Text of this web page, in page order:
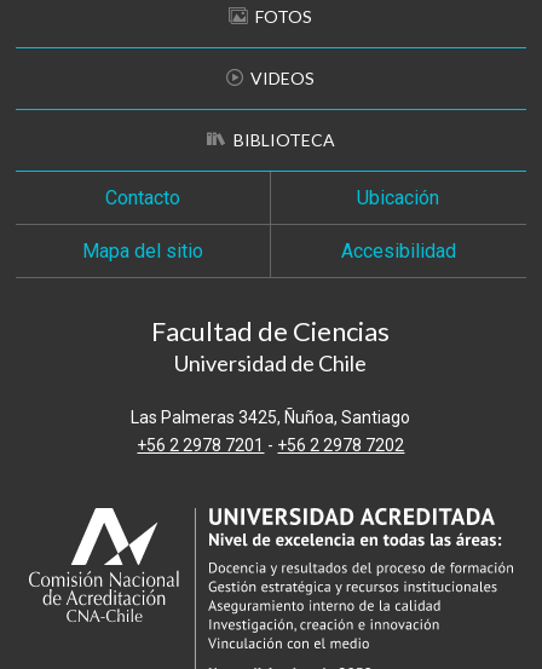
FOTOS
VIDEOS
BIBLIOTECA
Contacto Ubicación
Mapa del sitio Accesibilidad
Facultad de Ciencias
Universidad de Chile
Las Palmeras 3425, Ñuñoa, Santiago
+56 2 2978 7201 - +56 2 2978 7202